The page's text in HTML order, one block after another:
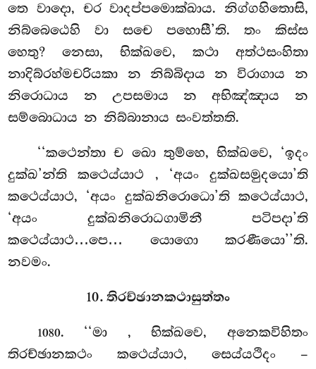
තෙ වාදො, චර වාදප්පමොක්ඛාය. නිග්ගහිතොසි,
නිබ්බෙඨෙහි වා සචෙ පහොසී’ති. තං කිස්ස
හෙතු? නෙසා, භික්ඛවෙ, කථා අත්ථසංහිතා
නාදිබ්රහ්මචරියකා න නිබ්බිදාය න විරාගාය න
නිරොධාය න උපසමාය න අභිඤ්ඤාය න
සම්බොධාය න නිබ්බානාය සංවත්තති.
‘‘කථෙන්තා ච ඛො තුම්හෙ, භික්ඛවෙ, ‘ඉදං
දුක්ඛ’න්ති කථෙය්යාථ , ‘අයං දුක්ඛසමුදයො’ති
කථෙය්යාථ, ‘අයං දුක්ඛනිරොධො’ති කථෙය්යාථ,
‘අයං දුක්ඛනිරොධගාමිනී පටිපදා’ති
කථෙය්යාථ…පෙ… යොගො කරණීයො’’ති.
නවමං.
10. තිරච්ඡානකථාසුත්තං
1080. ‘‘මා , භික්ඛවෙ, අනෙකවිහිතං
තිරච්ඡානකථං කථෙය්යාථ, සෙය්යථිදං –